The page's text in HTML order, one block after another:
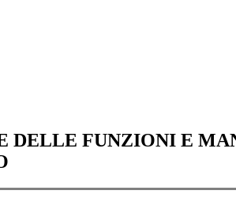
DELLE FUNZIONI E